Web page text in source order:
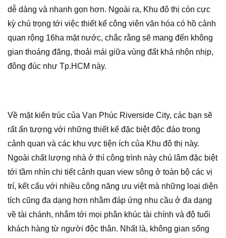
dễ dàng và nhanh gọn hơn. Ngoài ra, Khu đô thị còn cực
kỳ chú trọng tới việc thiết kế công viên văn hóa có hồ cảnh
quan rộng 16ha mặt nước, chắc rằng sẽ mang đến không
gian thoáng đãng, thoải mái giữa vùng đất khá nhộn nhịp,
đông đúc như Tp.HCM này.
Về mặt kiến trúc của Vạn Phúc Riverside City, các bạn sẽ
rất ấn tượng với những thiết kế đặc biệt độc đáo trong
cảnh quan và các khu vực tiện ích của Khu đô thị này.
Ngoài chất lượng nhà ở thì công trình này chú lâm đặc biệt
tới tầm nhìn chi tiết cảnh quan view sông ở toàn bộ các vị
trí, kết cấu với nhiều công năng ưu việt mà những loại diện
tích cũng đa dạng hơn nhằm đáp ứng nhu cầu ở đa dạng
về tài chánh, nhắm tới mọi phân khúc tài chính và độ tuổi
khách hàng từ người độc thân. Nhất là, không gian sống